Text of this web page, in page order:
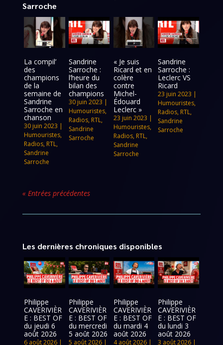
Sarroche
La compil’
des
champions
de la
semaine de
Sandrine
Sarroche en
chanson
30 juin 2023 |
Humouristes,
Radios, RTL,
Sandrine
Sarroche
Sandrine
Sarroche :
l’heure du
bilan des
champions
30 juin 2023 |
Humouristes,
Radios, RTL,
Sandrine
Sarroche
« Je suis
Ricard et en
colère
contre
Michel-
Édouard
Leclerc »
23 juin 2023 |
Humouristes,
Radios, RTL,
Sandrine
Sarroche
Sandrine
Sarroche :
Leclerc VS
Ricard
23 juin 2023 |
Humouristes,
Radios, RTL,
Sandrine
Sarroche
« Entrées précédentes
Les dernières chroniques disponibles
Philippe
CAVERIVIÈR
E : BEST OF
du jeudi 6
août 2026
6 août 2026 |
Philippe
CAVERIVIÈR
E : BEST OF
du mercredi
5 août 2026
5 août 2026|
Philippe
CAVERIVIÈR
E : BEST OF
du mardi 4
août 2026
4 août 2026|
Philippe
CAVERIVIÈR
E : BEST OF
du lundi 3
août 2026
3 août 2026 |